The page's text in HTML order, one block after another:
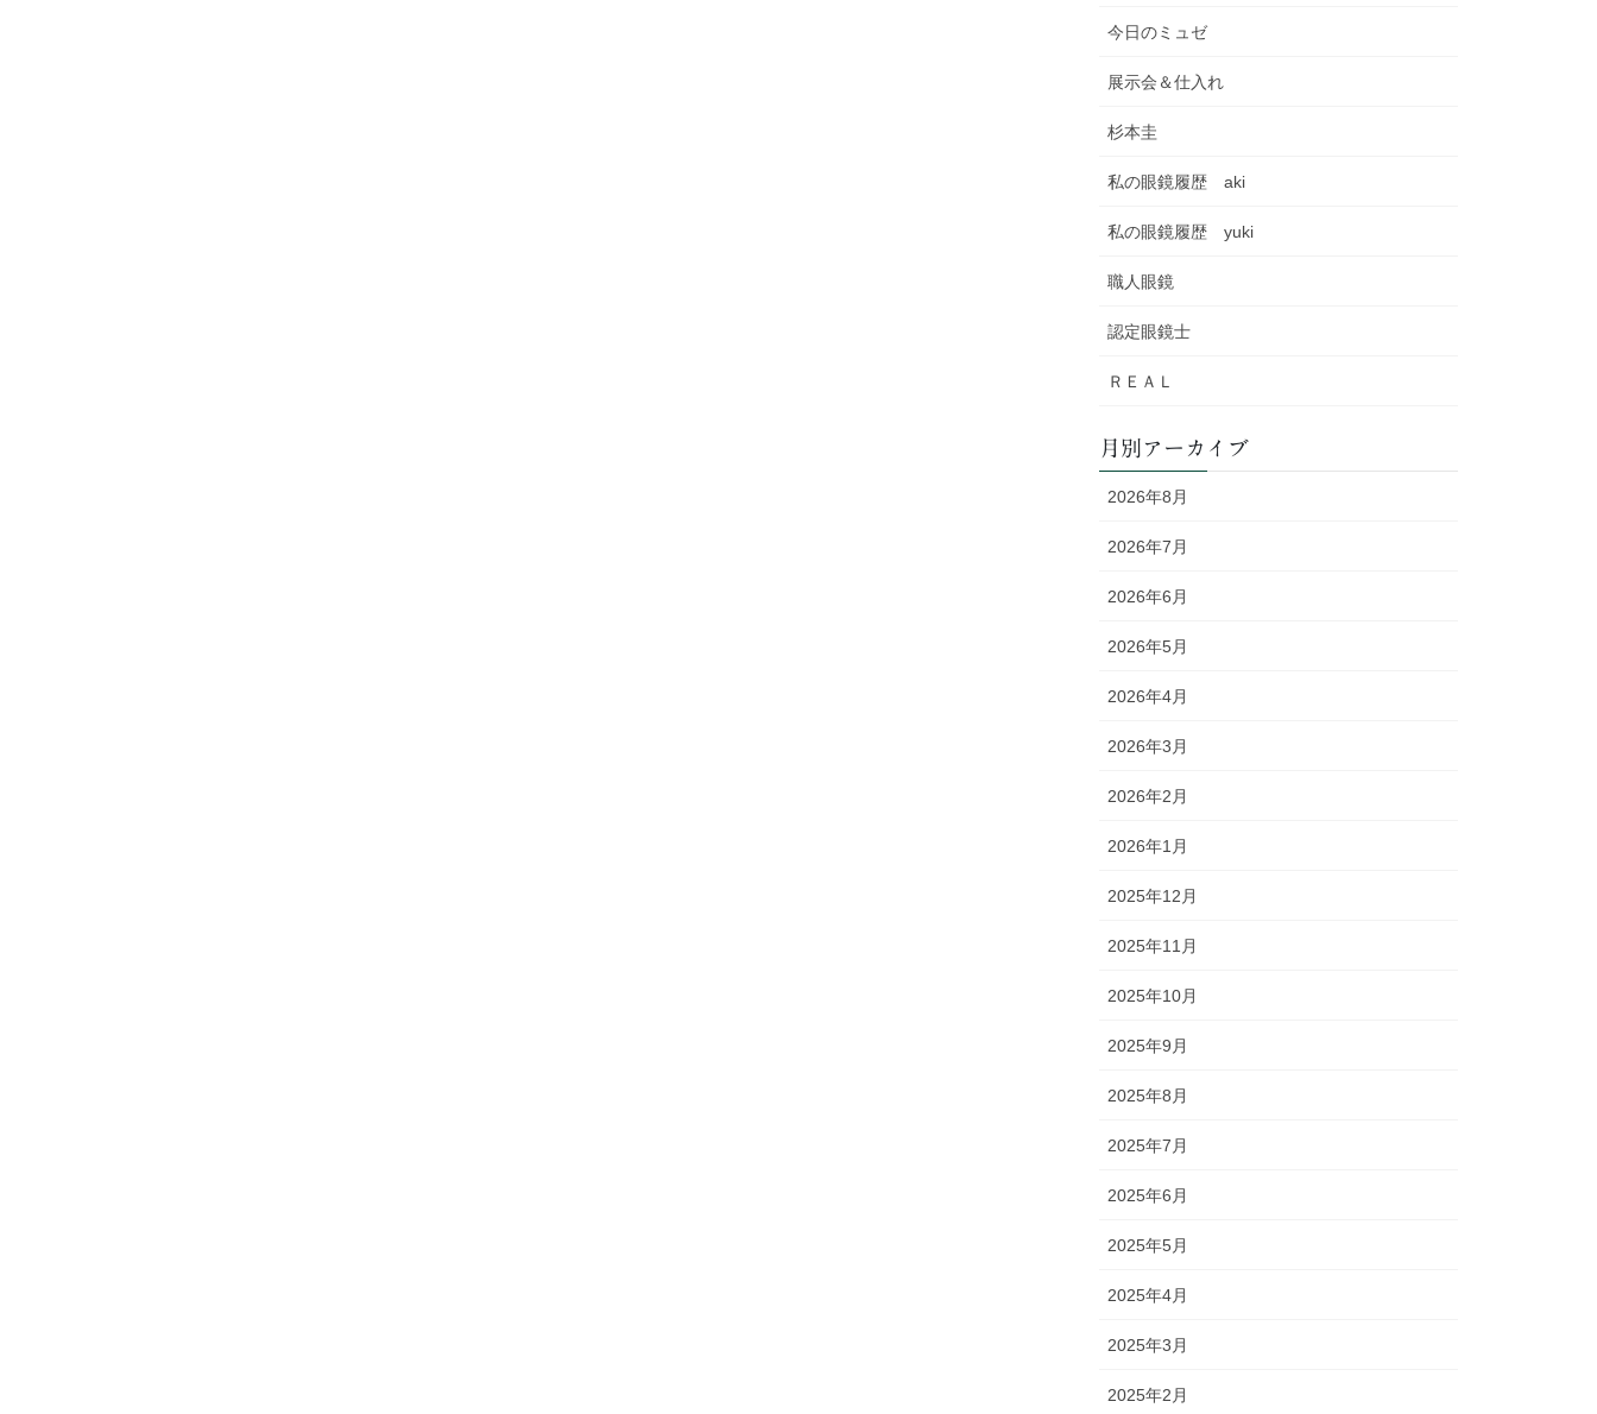
今日のミュゼ
展示会＆仕入れ
杉本圭
私の眼鏡履歴 aki
私の眼鏡履歴 yuki
職人眼鏡
認定眼鏡士
ＲＥＡＬ
月別アーカイブ
2026年8月
2026年7月
2026年6月
2026年5月
2026年4月
2026年3月
2026年2月
2026年1月
2025年12月
2025年11月
2025年10月
2025年9月
2025年8月
2025年7月
2025年6月
2025年5月
2025年4月
2025年3月
2025年2月